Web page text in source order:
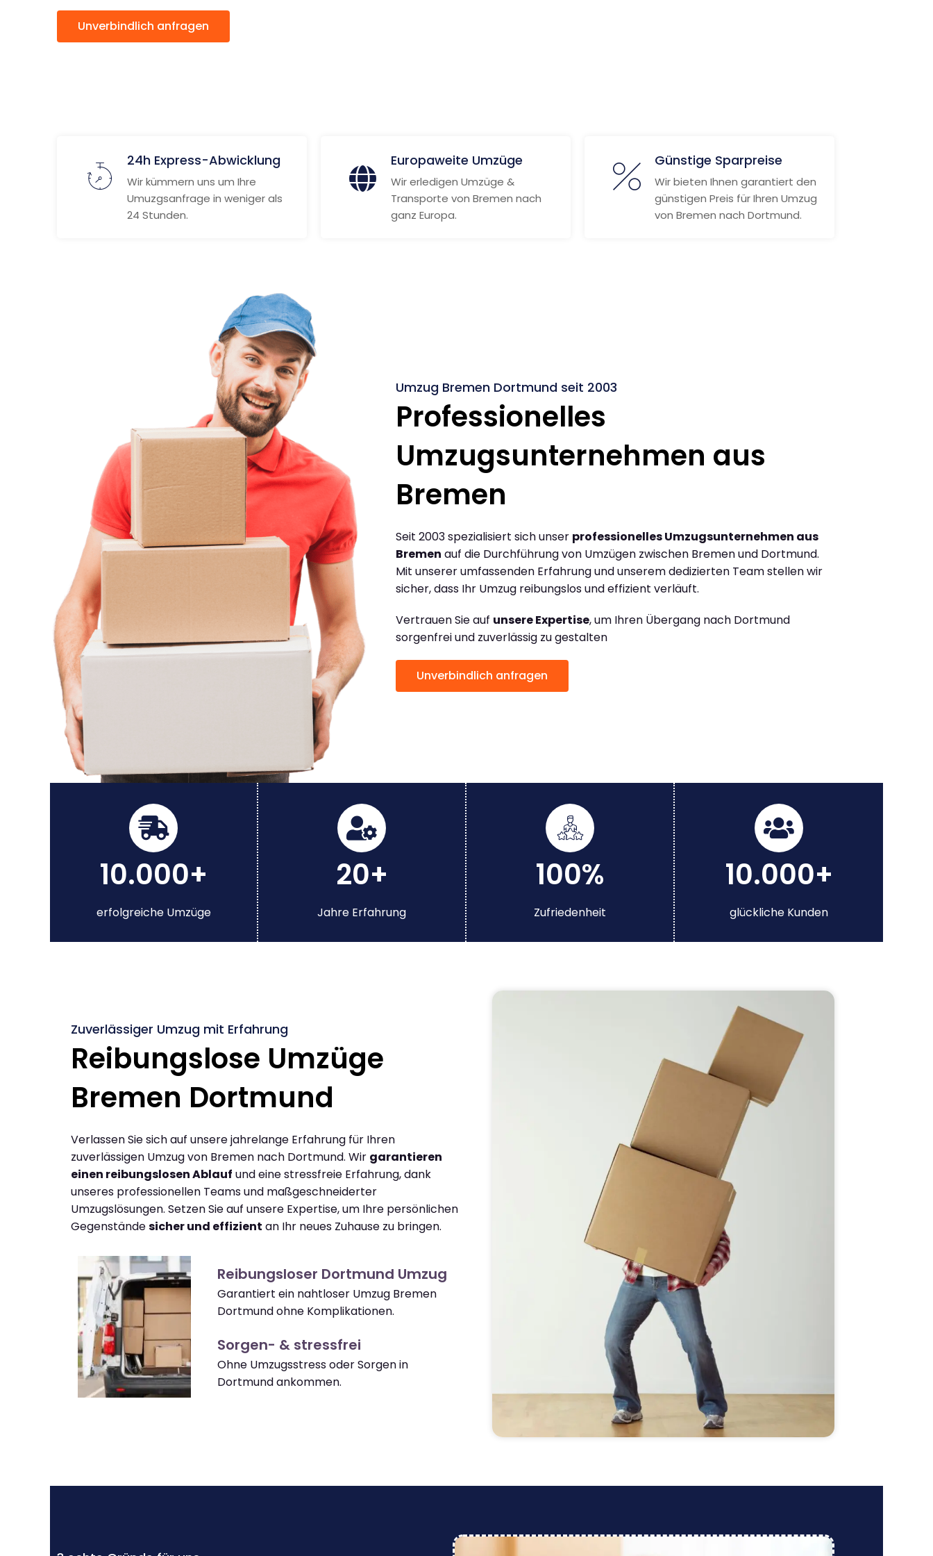
Unverbindlich anfragen
24h Express-Abwicklung
Wir kümmern uns um Ihre
Umuzgsanfrage in weniger als
24 Stunden.
Europaweite Umzüge
Wir erledigen Umzüge &
Transporte von Bremen nach
ganz Europa.
Günstige Sparpreise
Wir bieten Ihnen garantiert den
günstigen Preis für Ihren Umzug
von Bremen nach Dortmund.
Umzug Bremen Dortmund seit 2003
Professionelles
Umzugsunternehmen aus
Bremen
Seit 2003 spezialisiert sich unser professionelles Umzugsunternehmen aus
Bremen auf die Durchführung von Umzügen zwischen Bremen und Dortmund.
Mit unserer umfassenden Erfahrung und unserem dedizierten Team stellen wir
sicher, dass Ihr Umzug reibungslos und effizient verläuft.
Vertrauen Sie auf unsere Expertise, um Ihren Übergang nach Dortmund
sorgenfrei und zuverlässig zu gestalten
Unverbindlich anfragen
10.000+
erfolgreiche Umzüge
20+
Jahre Erfahrung
100%
Zufriedenheit
10.000+
glückliche Kunden
Zuverlässiger Umzug mit Erfahrung
Reibungslose Umzüge
Bremen Dortmund
Verlassen Sie sich auf unsere jahrelange Erfahrung für Ihren
zuverlässigen Umzug von Bremen nach Dortmund. Wir garantieren
einen reibungslosen Ablauf und eine stressfreie Erfahrung, dank
unseres professionellen Teams und maßgeschneiderter
Umzugslösungen. Setzen Sie auf unsere Expertise, um Ihre persönlichen
Gegenständesicher und effizient an Ihr neues Zuhause zu bringen.
Reibungsloser Dortmund Umzug
Garantiert ein nahtloser Umzug Bremen
Dortmund ohne Komplikationen.
Sorgen- & stressfrei
Ohne Umzugsstress oder Sorgen in
Dortmund ankommen.